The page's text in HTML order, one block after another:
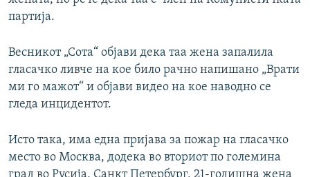
партија.
Весникот „Сота“ објави дека таа жена запалила
гласачко ливче на кое било рачно напишано „Врати
ми го мажот“ и објави видео на кое наводно се
гледа инцидентот.
Исто така, има една пријава за пожар на гласачко
место во Москва, додека во вториот по големина
град во Русија, Санкт Петербург, 21-годишна жена